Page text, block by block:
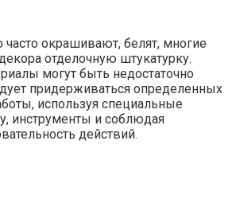
часто окрашивают, белят, многие
отделочную штукатурку.
могут быть недостаточно
придерживаться определенных
используя специальные
инструменты и соблюдая
действий.